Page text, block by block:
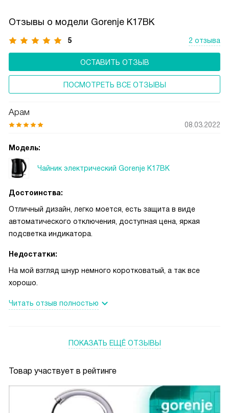
Отзывы о модели Gorenje K17BK
5 2 отзыва
ОСТАВИТЬ ОТЗЫВ
ПОСМОТРЕТЬ ВСЕ ОТЗЫВЫ
Арам
08.03.2022
Модель:
Чайник электрический Gorenje K17BK
Достоинства:
Отличный дизайн, легко моется, есть защита в виде
автоматического отключения, доступная цена, яркая
подсветка индикатора.
Недостатки:
На мой взгляд шнур немного коротковатый, а так все
хорошо.
Читать отзыв полностью
ПОКАЗАТЬ ЕЩЁ ОТЗЫВЫ
Товар участвует в рейтинге